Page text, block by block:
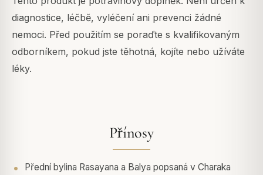
diagnostice, léčbě, vyléčení ani prevenci žádné
nemoci. Před použitím se poraďte s kvalifikovaným
odborníkem, pokud jste těhotná, kojíte nebo užíváte
léky.
Přínosy
Přední bylina Rasayana a Balya popsaná v Charaka